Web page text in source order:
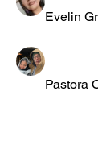
Evelin
Pastora